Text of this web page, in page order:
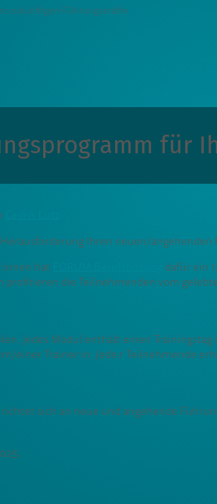
zukünftigen Führungskräfte
für
Ihren neuen/
hat
dafür ein
profitieren die Teilnehmenden vom
Jedes Modul enthält einen
einer Trainer:in. Jede:r Teilnehmende
sich an neue und angehende